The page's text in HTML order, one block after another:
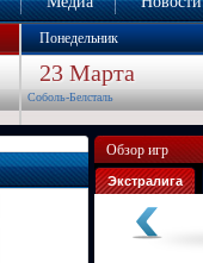
Понедельник
23 Марта
Соболь-Белсталь
Обзор игр
Экстралига